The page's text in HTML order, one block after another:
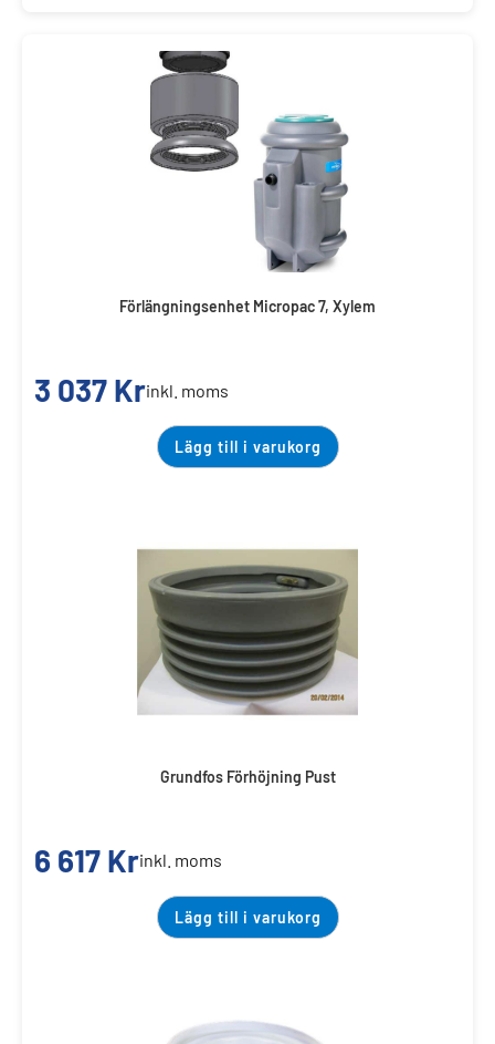
Förlängningsenhet Micropac 7, Xylem
3 037 Krinkl. moms
Lägg till i varukorg
Grundfos Förhöjning Pust
6 617 Krinkl. moms
Lägg till i varukorg